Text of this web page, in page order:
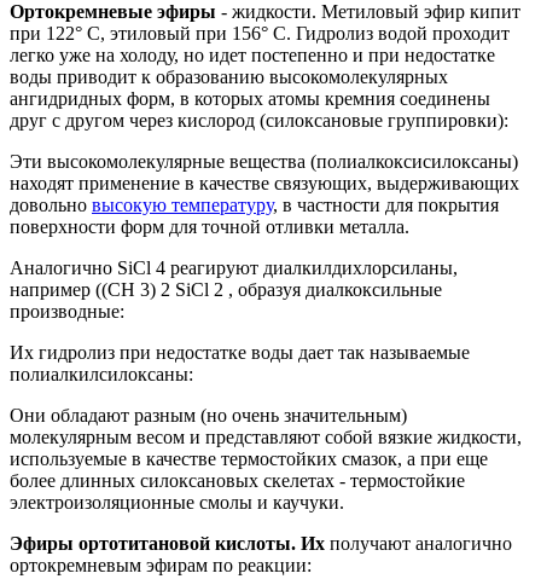
Ортокремневые эфиры - жидкости. Метиловый эфир кипит
при 122° С, этиловый при 156° С. Гидролиз водой проходит
легко уже на холоду, но идет постепенно и при недостатке
воды приводит к образованию высоко­молекулярных
ангидридных форм, в которых атомы кремния соединены
друг с другом через кислород (силоксановые группировки):
Эти высокомолекулярные вещества (полиалкоксисилоксаны)
находят применение в качестве связующих, выдерживающих
довольно высокую температуру, в частности для покрытия
поверхности форм для точной отливки металла.
Аналогично SiCl 4 реагируют диалкилдихлорсиланы,
например ((СН 3) 2 SiCl 2 , образуя диалкоксильные
производные:
Их гидролиз при недостатке воды дает так называемые
полиалкилсилоксаны:
Они обладают разным (но очень значительным)
молекулярным весом и представляют собой вязкие жидкости,
используемые в качестве термо­стойких смазок, а при еще
более длинных силоксановых скелетах - термостойкие
электроизоляционные смолы и каучуки.
Эфиры ортотитановой кислоты. Их получают аналогично
ортокремневым эфирам по реакции: